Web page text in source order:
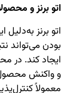
اتو برنز و
اتو برنز
بودن می‌تواند
ایجاد کند. در
و واکنش
معمولاً